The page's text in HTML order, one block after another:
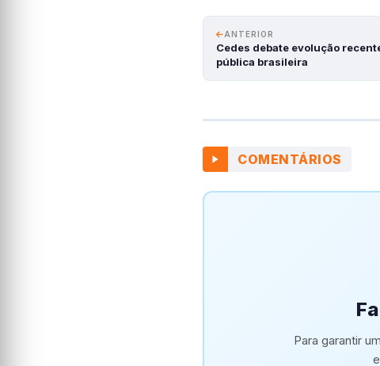
ANTERIOR
Cedes debate evolução
pública brasileira
COMENTÁRIOS
Para garantir